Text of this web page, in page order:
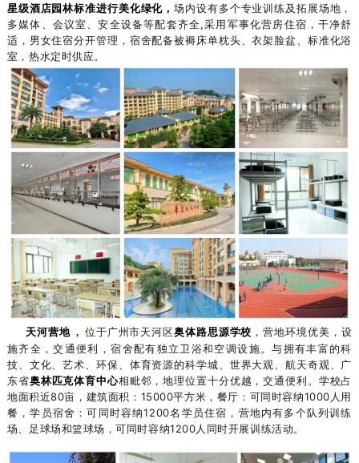
星级酒店园林标准进行美化绿化 ，场内设有多个专业训练及拓展场地，
多媒体、会议室、安全设备等配套齐全,采用军事化营房住宿，干净舒
适，男女住宿分开管理，宿舍配备被褥床单枕头、衣架脸盆、标准化浴
室，热水定时供应。
天河营地， 位于广州市天河区奥体路思源学校 ，营地环境优美，设
施齐全，交通便利，宿舍配有独立卫浴和空调设施。与拥有丰富的科
技、文化、艺术、环保、体育资源的科学城、世界大观、航天奇观、广
东省奥林匹克体育中心相毗邻，地理位置十分优越，交通便利。学校占
地面积近80亩，建筑面积：15000平方米，餐厅：可同时容纳1000人用
餐，学员宿舍：可同时容纳1200名学员住宿，营地内有多个队列训练
场、足球场和篮球场，可同时容纳1200人同时开展训练活动。